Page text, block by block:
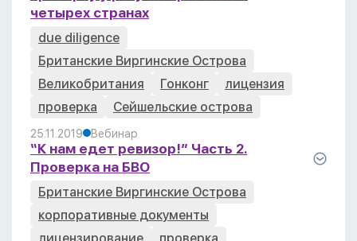
четырех странах
due diligence
Британские Виргинские Острова
Великобритания
Гонконг
лицензия
проверка
Сейшельские острова
25.11.2019 Вебинар
“К нам едет ревизор!” Часть 2.
Проверка на БВО
Британские Виргинские Острова
корпоративные документы